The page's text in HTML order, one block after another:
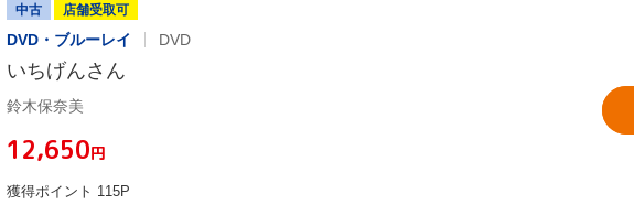
中古 店舗受取可
DVD・ブルーレイ DVD
いちげんさん
鈴木保奈美
¥12,650円
獲得ポイント 115P